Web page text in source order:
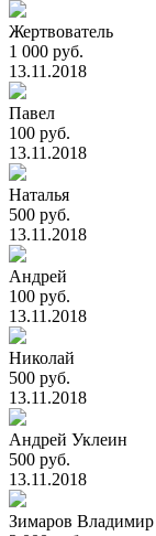
Жертвователь
1 000 руб.
13.11.2018
Павел
100 руб.
13.11.2018
Наталья
500 руб.
13.11.2018
Андрей
100 руб.
13.11.2018
Николай
500 руб.
13.11.2018
Андрей Уклеин
500 руб.
13.11.2018
Зимаров Владимир